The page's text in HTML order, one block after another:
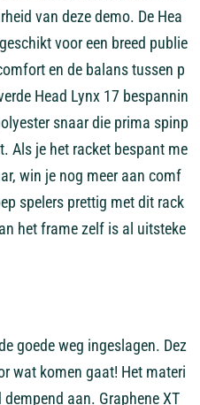
van deze demo. De Hea
geschikt voor een breed publie
en de balans tussen p
Head Lynx 17 bespannin
snaar die prima spinp
Als je het racket bespant me
win je nog meer aan comf
spelers prettig met dit rack
het frame zelf is al uitsteke
goede weg ingeslagen. Dez
wat komen gaat! Het materi
dempend aan. Graphene XT